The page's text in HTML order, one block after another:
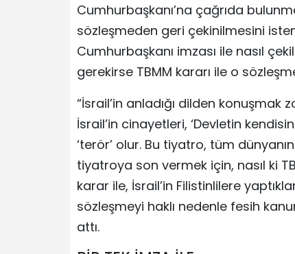
Cumhurbaşkanı’na çağrıda
sözleşmeden geri çekinilmesini
Cumhurbaşkanı imzası ile nasıl
gerekirse TBMM kararı ile o
“İsrail’in anladığı dilden
İsrail’in cinayetleri, ‘Devletin
‘terör’ olur. Bu tiyatro, tüm
tiyatroya son vermek için, nasıl ki
karar ile, İsrail’in Filistinlilere
sözleşmeyi haklı nedenle fesih
attı.